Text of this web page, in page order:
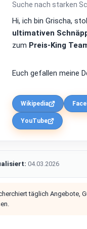
Suche nach starken
Hi, ich bin Grischa,
ultimativen
zum Preis-King
Euch gefallen meine
Wikipedia
YouTube
04.03.2026
täglich Angebote,